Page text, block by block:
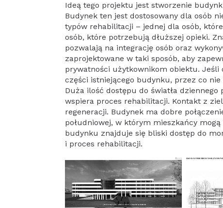
Ideą tego projektu jest stworzenie
Budynek ten jest dostosowany dla osób
typów rehabilitacji – jednej dla osób,
osób, które potrzebują dłuższej opieki.
pozwalają na integrację osób oraz
zaprojektowane w taki sposób, aby
prywatności użytkownikom obiektu. Jeśli
części istniejącego budynku, przez co
Duża ilość dostępu do światła
wspiera proces rehabilitacji. Kontakt z
regeneracji. Budynek ma dobre
południowej, w którym mieszkańcy
budynku znajduje się bliski dostęp do
i proces rehabilitacji.